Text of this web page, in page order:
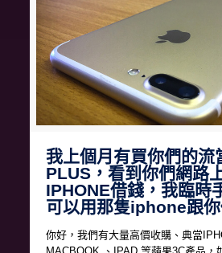
我上個月有買你們的流
PLUS，看到你們網路
IPHONE借錢，我臨時
可以用那隻iphone跟你
你好，我們有大量高價收購、典當